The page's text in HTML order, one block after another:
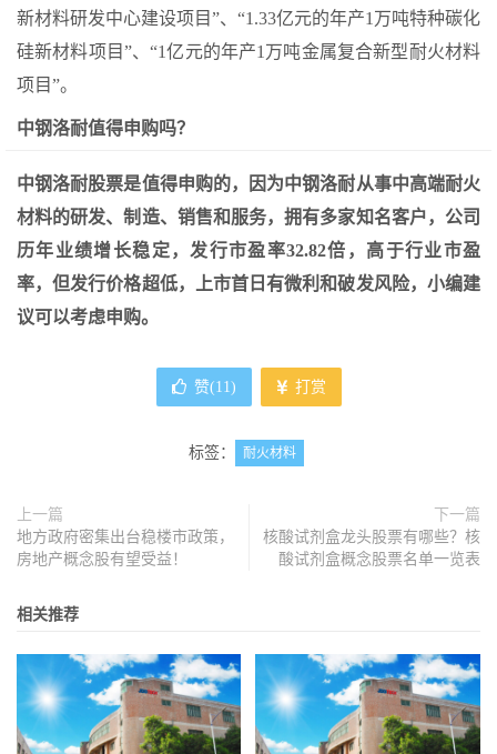
新材料研发中心建设项目”、“1.33亿元的年产1万吨特种碳化
硅新材料项目”、“1亿元的年产1万吨金属复合新型耐火材料
项目”。
中钢洛耐值得申购吗？
中钢洛耐股票是值得申购的，因为中钢洛耐从事中高端耐火
材料的研发、制造、销售和服务，拥有多家知名客户，公司
历年业绩增长稳定，发行市盈率32.82倍，高于行业市盈
率，但发行价格超低，上市首日有微利和破发风险，小编建
议可以考虑申购。
赞(11) 打赏
标签： 耐火材料
上一篇
地方政府密集出台稳楼市政策，
房地产概念股有望受益！
下一篇
核酸试剂盒龙头股票有哪些？核
酸试剂盒概念股票名单一览表
相关推荐